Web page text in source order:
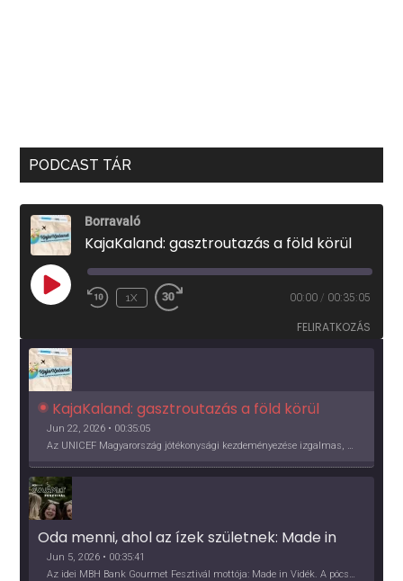
PODCAST TÁR
Borravaló
KajaKaland: gasztroutazás a föld körül
PLAY
EPISODE
1X 00:00 / 00:35:05
FELIRATKOZÁS
KajaKaland: gasztroutazás a föld körül
Jun 22, 2026 • 00:35:05
Az UNICEF Magyarország jótékonysági kezdeményezése izgalmas, egész éves világkörüli ízutazásra hív, igazi családi program és gasztroedukáció, illetve segítség a rászorulóknak is egyben.
Oda menni, ahol az ízek születnek: Made in
Vidék, Gourmet Fesztivál 2026
Jun 5, 2026 • 00:35:41
Az idei MBH Bank Gourmet Fesztivál mottója: Made in Vidék. A pócsmegyeri Papi, a mályinkai Iszkor és a szigligeti Villa Kabala tulajdonosai beszélnek arról, hogy mit jelentenek nekik a vidék ízei.